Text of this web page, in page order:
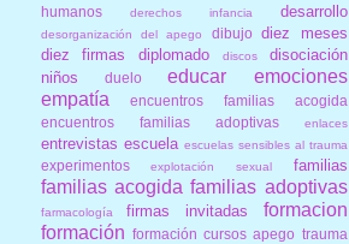
humanos
derechos infancia desarrollo
desorganización del apego dibujo diez meses
diez firmas
diplomado discos
disociación
niños
duelo educar
emociones
empatía
encuentros familias acogida
encuentros familias adoptivas
enlaces
entrevistas escuela escuelas sensibles al trauma
experimentos explotación sexual familias
familias acogida familias adoptivas
farmacología firmas invitadas
formacion
formación formación cursos apego trauma